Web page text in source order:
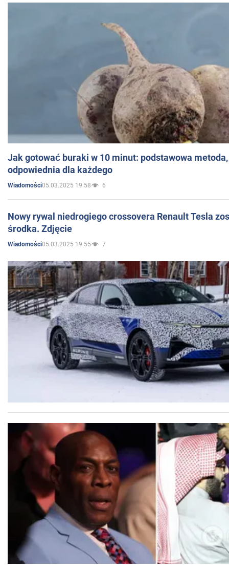
Jak gotować buraki w 10 minut: podstawowa
odpowiednia dla każdego
Wiadomości05.03.2025 19:58 6
Nowy rywal niedrogiego crossovera Renault Tesla
środka. Zdjęcie
Wiadomości05.03.2025 19:55 7